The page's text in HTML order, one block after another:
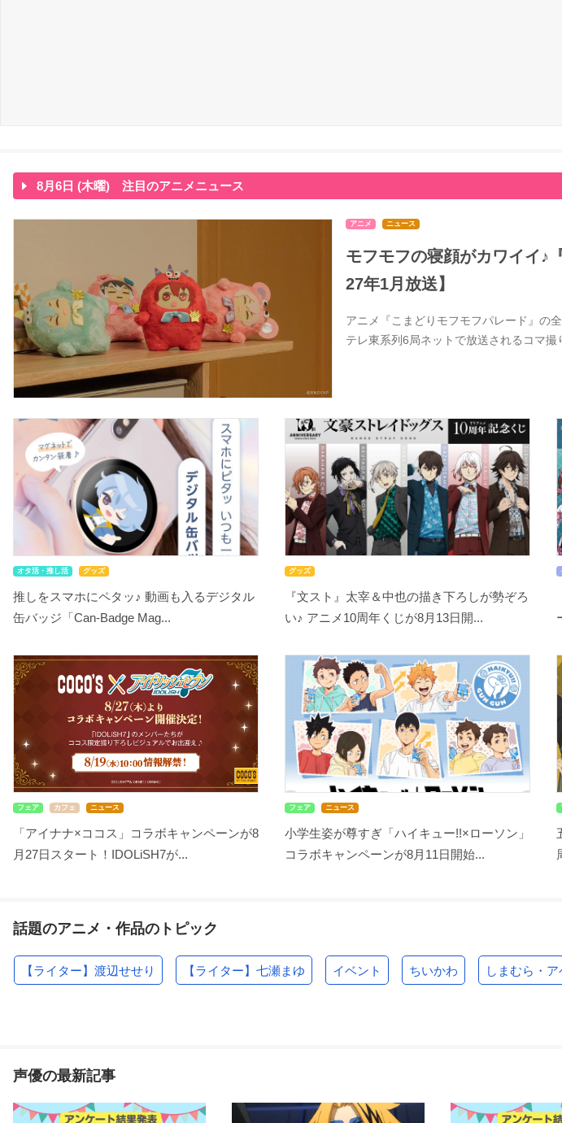
8月6日 (木曜) 注目のアニメニュース
アニメ ニュース
モフモフの寝顔がカワイイ♪
27年1月放送】
アニメ『こまどりモフモフパレード』の
テレ東系列6局ネットで放送されるコマ
オタ活・推し活 グッズ
推しをスマホにペタッ♪ 動画も入るデジタル
缶バッジ「Can-Badge Mag...
グッズ
『文スト』太宰＆中也の描き下ろしが勢ぞろ
い♪ アニメ10周年くじが8月13日開...
フェア カフェ ニュース
「アイナナ×ココス」コラボキャンペーンが8
月27日スタート！IDOLiSH7が...
フェア ニュース
小学生姿が尊すぎ「ハイキュー!!×ローソン」
コラボキャンペーンが8月11日開始...
話題のアニメ・作品のトピック
【ライター】渡辺せせり 【ライター】七瀬まゆ イベント ちいかわ しまむら・
声優の最新記事